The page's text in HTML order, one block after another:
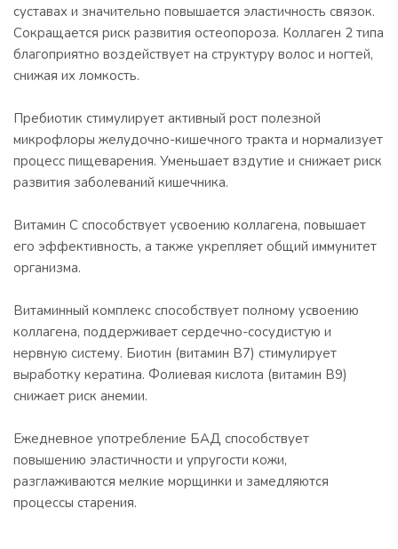
суставах и значительно повышается эластичность связок.
Сокращается риск развития остеопороза. Коллаген 2 типа
благоприятно воздействует на структуру волос и ногтей,
снижая их ломкость.
Пребиотик стимулирует активный рост полезной
микрофлоры желудочно-кишечного тракта и нормализует
процесс пищеварения. Уменьшает вздутие и снижает риск
развития заболеваний кишечника.
Витамин С способствует усвоению коллагена, повышает
его эффективность, а также укрепляет общий иммунитет
организма.
Витаминный комплекс способствует полному усвоению
коллагена, поддерживает сердечно-сосудистую и
нервную систему. Биотин (витамин В7) стимулирует
выработку кератина. Фолиевая кислота (витамин В9)
снижает риск анемии.
Ежедневное употребление БАД способствует
повышению эластичности и упругости кожи,
разглаживаются мелкие морщинки и замедляются
процессы старения.